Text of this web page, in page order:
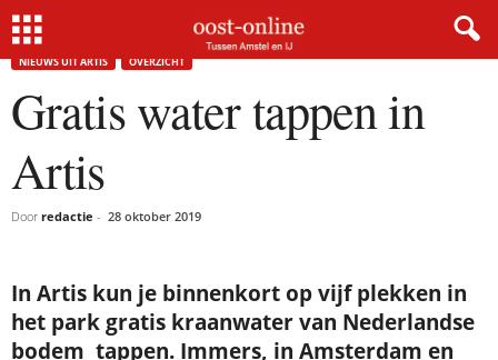
Home Gratis water tappen in Artis
NIEUWS UIT ARTIS OVERZICHT
Gratis water tappen in
Artis
Door redactie - 28 oktober 2019
In Artis kun je binnenkort op vijf plekken in
het park gratis kraanwater van Nederlandse
bodem tappen. Immers, in Amsterdam en